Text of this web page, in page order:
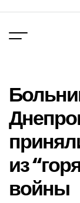
вмісту
из
войны